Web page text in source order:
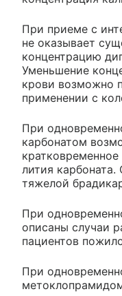
При приеме с
не оказывает
концентрацию
Уменьшение
крови возможно
применении с
При
карбонатом
лития карбоната.
тяжелой
При
описаны случаи
пациентов
При